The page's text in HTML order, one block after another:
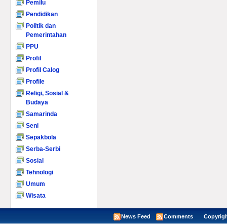
Pemilu
Pendidikan
Politik dan
Pemerintahan
PPU
Profil
Profil Calog
Profile
Religi, Sosial &
Budaya
Samarinda
Seni
Sepakbola
Serba-Serbi
Sosial
Tehnologi
Umum
Wisata
News Feed Comments Copyright